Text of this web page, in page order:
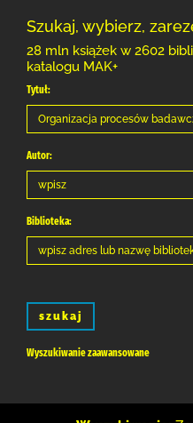
Szukaj, wybierz,
28 mln książek w 2602
katalogu MAK+
Tytuł:
Autor:
Biblioteka:
szukaj
Wyszukiwanie zaawansowane